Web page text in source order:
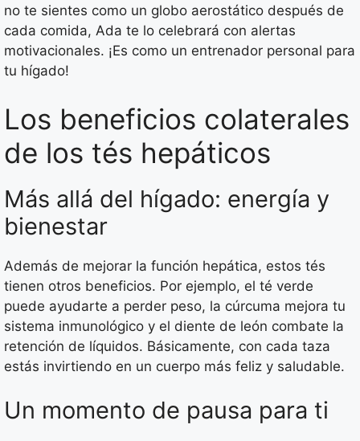
no te sientes como un globo aerostático después de
cada comida, Ada te lo celebrará con alertas
motivacionales. ¡Es como un entrenador personal para
tu hígado!
Los beneficios colaterales
de los tés hepáticos
Más allá del hígado: energía y
bienestar
Además de mejorar la función hepática, estos tés
tienen otros beneficios. Por ejemplo, el té verde
puede ayudarte a perder peso, la cúrcuma mejora tu
sistema inmunológico y el diente de león combate la
retención de líquidos. Básicamente, con cada taza
estás invirtiendo en un cuerpo más feliz y saludable.
Un momento de pausa para ti